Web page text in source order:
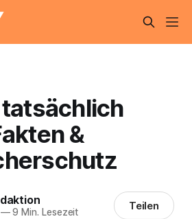
&
—9 Min. Lesezeit Teilen